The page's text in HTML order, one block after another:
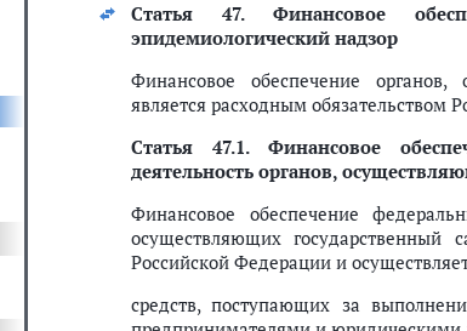
Статья 47.Финансовое
эпидемиологический надзор
Финансовое обеспечение органов,
является расходным обязательством
Статья 47.1.Финансовое
деятельность органов,
Финансовое обеспечение
осуществляющих государственный
Российской Федерации и
средств, поступающих за